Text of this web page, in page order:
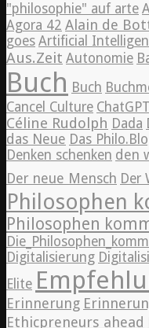
"philosophie" auf arte
Agora 42 Alain de
goes Artificial
Aus.Zeit Autonomie
Buch Buch
Cancel Culture ChatGPT
Céline Rudolph Dada
das Neue Das
Denken schenken den
Der neue Mensch Der
Philosophen
Philosophen
Digitalisierung
Elite
Erinnerung
Ethicpreneurs ahead